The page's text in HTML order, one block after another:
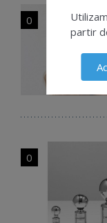
0
0
partir